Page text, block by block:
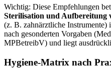
Wichtig: Diese Empfehlungen
Sterilisation und Aufbereitung
(z. B. zahnärztliche Instrumente)
nach gesonderten Vorgaben
MPBetreibV) und liegt
Hygiene-Matrix nach